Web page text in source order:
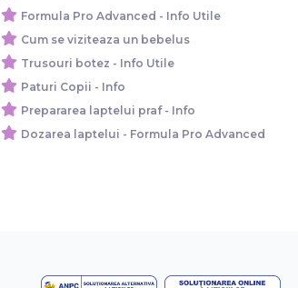
Formula Pro Advanced - Info Utile
Cum se viziteaza un bebelus
Trusouri botez - Info Utile
Paturi Copii - Info
Prepararea laptelui praf - Info
Dozarea laptelui - Formula Pro Advanced